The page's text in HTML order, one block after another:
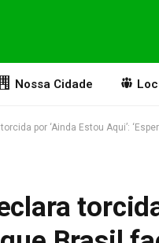
Nossa Cidade
por ‘Ainda Estou Aqui’: